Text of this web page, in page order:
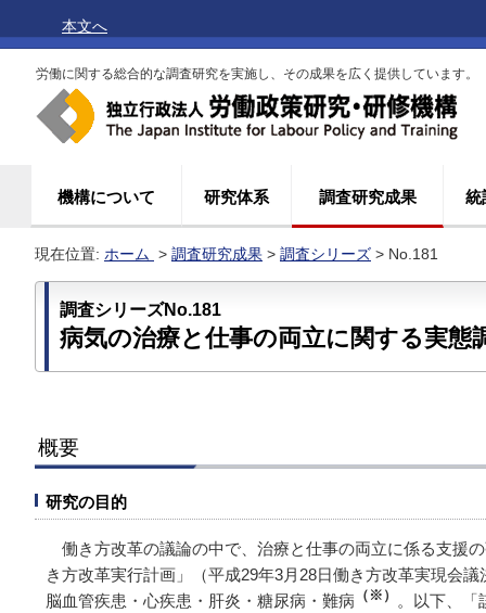
本文へ
労働に関する総合的な調査研究を実施し、その成果を広く提供しています。
機構について 研究体系 調査研究成果 統
現在位置: ホーム > 調査研究成果 > 調査シリーズ > No.181
調査シリーズNo.181
病気の治療と仕事の両立に関する実態
概要
研究の目的
働き方改革の議論の中で、治療と仕事の両立に係る支援
き方改革実行計画」（平成29年3月28日働き方改革実現会
脳血管疾患・心疾患・肝炎・糖尿病・難病 （※）
。以下、「